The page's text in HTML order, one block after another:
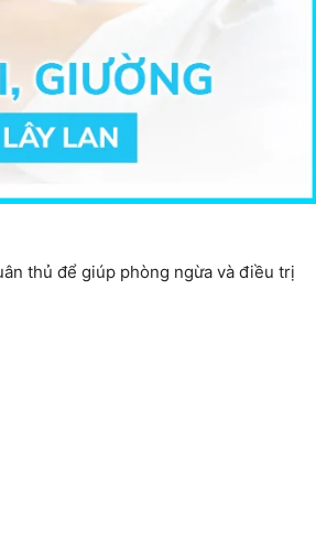
thủ để giúp phòng ngừa và điều trị